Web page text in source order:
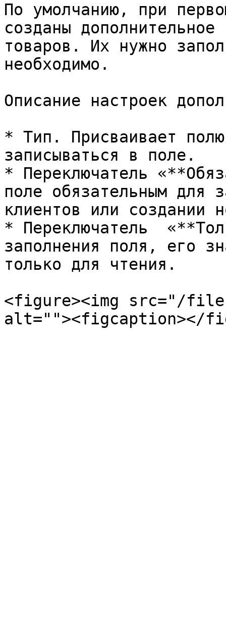
По умолчанию, при
созданы
товаров. Их нужно
необходимо.
Описание настроек
* Тип. Присваивает
записываться в поле.
* Переключатель
поле обязательным для
клиентов или создании
* Переключатель
заполнения поля, его
только для чтения.
<figure><img src="/